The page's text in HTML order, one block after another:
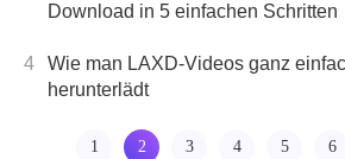
Download in 5 einfachen Schritten
4
Wie man LAXD-Videos ganz
herunterlädt
1 2 3 4 5 6